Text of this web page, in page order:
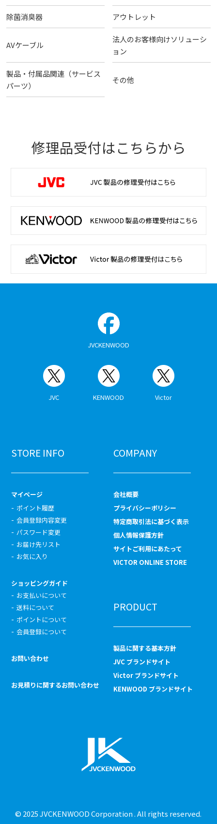
除菌消臭器 アウトレット
AVケーブル
法人のお客様向けソリューシ
ョン
製品・付属品関連（サービス
パーツ）
その他
修理品受付はこちらから
JVCKENWOOD
JVC KENWOOD Victor
STORE INFO
マイページ
ポイント履歴
会員登録内容変更
パスワード変更
お届け先リスト
お気に入り
ショッピングガイド
お支払いについて
送料について
ポイントについて
会員登録について
お問い合わせ
お見積りに関するお問い合わせ
COMPANY
会社概要
プライバシーポリシー
特定商取引法に基づく表示
個人情報保護方針
サイトご利用にあたって
VICTOR ONLINE STORE
PRODUCT
製品に関する基本方針
JVC ブランドサイト
Victor ブランドサイト
KENWOOD ブランドサイト
© 2025 JVCKENWOOD Corporation . All rights reserved.